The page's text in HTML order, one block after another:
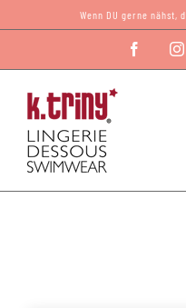
Inhalt
Wenn DU gerne nähst,